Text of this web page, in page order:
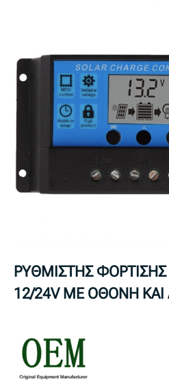
ΡΥΘΜΙΣΤΗΣ ΦΟΡΤΙΣΗΣ
12/24V ΜΕ ΟΘΟΝΗ ΚΑΙ